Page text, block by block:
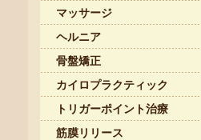
マッサージ
ヘルニア
骨盤矯正
カイロプラクティック
トリガーポイント治療
筋膜リリース